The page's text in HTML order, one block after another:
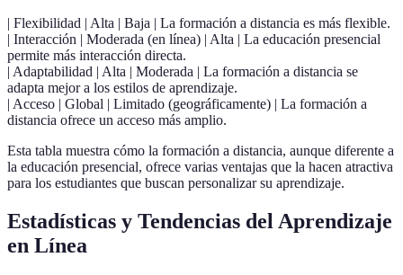
| Flexibilidad | Alta | Baja | La formación a distancia es más flexible.
| Interacción | Moderada (en línea) | Alta | La educación presencial
permite más interacción directa.
| Adaptabilidad | Alta | Moderada | La formación a distancia se
adapta mejor a los estilos de aprendizaje.
| Acceso | Global | Limitado (geográficamente) | La formación a
distancia ofrece un acceso más amplio.
Esta tabla muestra cómo la formación a distancia, aunque diferente a
la educación presencial, ofrece varias ventajas que la hacen atractiva
para los estudiantes que buscan personalizar su aprendizaje.
Estadísticas y Tendencias del Aprendizaje
en Línea